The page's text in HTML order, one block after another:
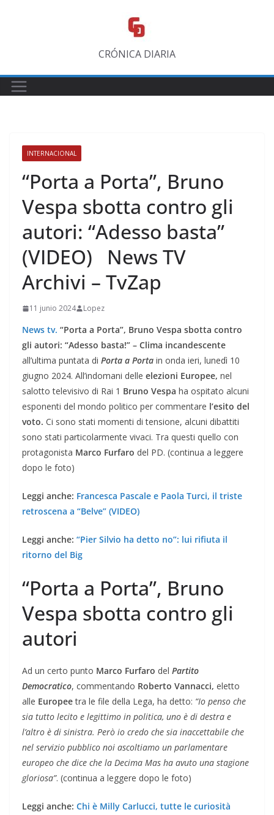
CRÓNICA DIARIA
INTERNACIONAL
“Porta a Porta”, Bruno
Vespa sbotta contro gli
autori: “Adesso basta”
(VIDEO) ​News TV
Archivi – TvZap
11 junio 2024 Lopez
News tv. “Porta a Porta”, Bruno Vespa sbotta contro
gli autori: “Adesso basta!” – Clima incandescente
all’ultima puntata di Porta a Porta in onda ieri, lunedì 10
giugno 2024. All’indomani delle elezioni Europee, nel
salotto televisivo di Rai 1 Bruno Vespa ha ospitato alcuni
esponenti del mondo politico per commentare l’esito del
voto. Ci sono stati momenti di tensione, alcuni dibattiti
sono stati particolarmente vivaci. Tra questi quello con
protagonista Marco Furfaro del PD. (continua a leggere
dopo le foto)
Leggi anche: Francesca Pascale e Paola Turci, il triste
retroscena a “Belve” (VIDEO)
Leggi anche: “Pier Silvio ha detto no”: lui rifiuta il
ritorno del Big
“Porta a Porta”, Bruno
Vespa sbotta contro gli
autori
Ad un certo punto Marco Furfaro del Partito
Democratico, commentando Roberto Vannacci, eletto
alle Europeetra le file della Lega, ha detto: “Io penso che
sia tutto lecito e legittimo in politica, uno è di destra e
l’altro è di sinistra. Però io credo che sia inaccettabile che
nel servizio pubblico noi ascoltiamo un parlamentare
europeo che dice che la Decima Mas ha avuto una stagione
gloriosa”. (continua a leggere dopo le foto)
Leggi anche: Chi è Milly Carlucci, tutte le curiosità